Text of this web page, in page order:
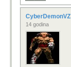
CyberDemonVZ
14 godina